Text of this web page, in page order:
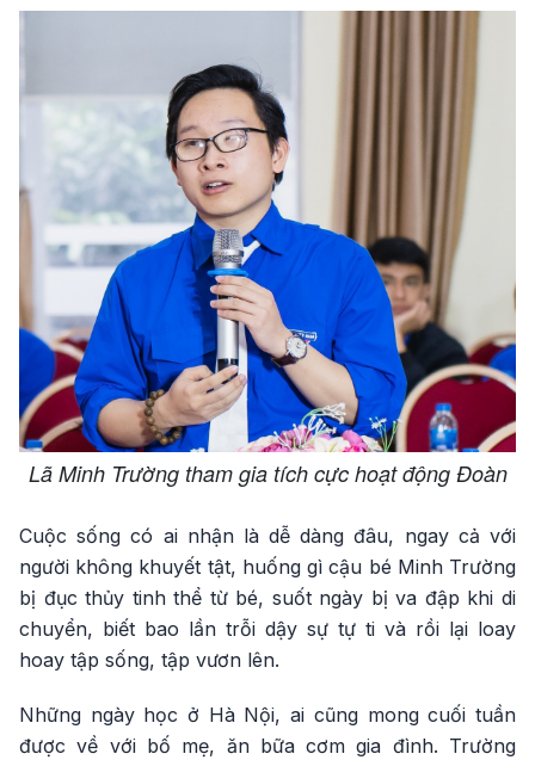
Lã Minh Trường tham gia tích cực hoạt động Đoàn
Cuộc sống có ai nhận là dễ dàng đâu, ngay cả với
người không khuyết tật, huống gì cậu bé Minh Trường
bị đục thủy tinh thể từ bé, suốt ngày bị va đập khi di
chuyển, biết bao lần trỗi dậy sự tự ti và rồi lại loay
hoay tập sống, tập vươn lên.
Những ngày học ở Hà Nội, ai cũng mong cuối tuần
được về với bố mẹ, ăn bữa cơm gia đình. Trường